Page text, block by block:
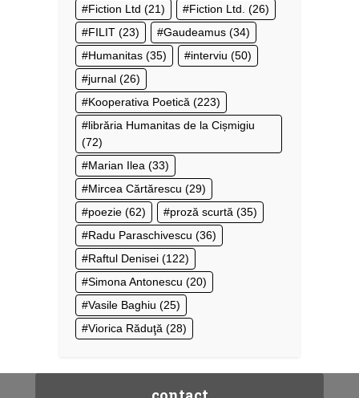
Fiction Ltd (21) Fiction Ltd. (26)
FILIT (23) Gaudeamus (34)
Humanitas (35) interviu (50)
jurnal (26)
Kooperativa Poetică (223)
librăria Humanitas de la Cișmigiu
(72)
Marian Ilea (33)
Mircea Cărtărescu (29)
poezie (62) proză scurtă (35)
Radu Paraschivescu (36)
Raftul Denisei (122)
Simona Antonescu (20)
Vasile Baghiu (25)
Viorica Răduţă (28)